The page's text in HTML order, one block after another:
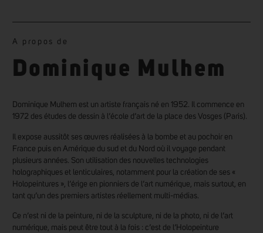
A propos de
Dominique Mulhem
Dominique Mulhem est un artiste français né en 1952. Il commence en
1972 des études de dessin à l’école d’art de la place des Vosges (Paris).
Il expose aussitôt ses œuvres réalisées à la bombe et au pochoir en
France puis en Amérique du sud et du Nord où il voyage pendant
plusieurs années. Son utilisation des nouvelles technologies
holographiques et lenticulaires, notamment pour la création de ses «
Holopeintures », l’érige en pionniers de l’art numérique, mais surtout, en
tant qu’un des premiers artistes réellement multi-médias.
Ce n’est ni de la peinture, ni de la sculpture, ni de la photo, ni de l’art
numérique, mais peut être tout à la fois : c’est de l’Holopeinture